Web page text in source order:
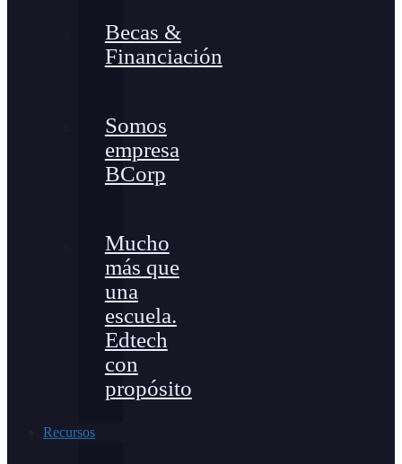
Becas &
Financiación
Somos
empresa
BCorp
Mucho
más que
una
escuela.
Edtech
con
propósito
Recursos